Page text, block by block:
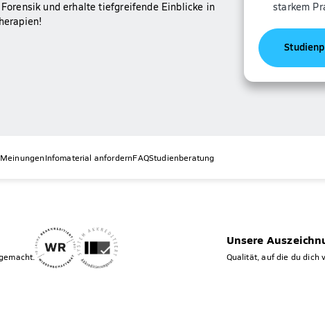
und erhalte tiefgreifende Einblicke in
starkem
MeinungenInfomaterial anfordernFAQStudienberatung
Unsere
Qualität, auf die du dich